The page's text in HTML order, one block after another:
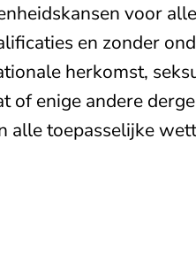
voor alle
en zonder
herkomst,
of enige andere
alle toepasselijke